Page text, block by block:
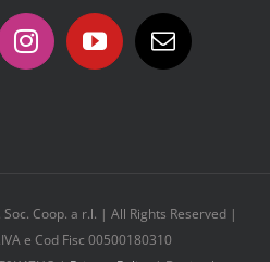
Soc. Coop. a r.l. | All Rights Reserved |
e Cod Fisc 00500180310